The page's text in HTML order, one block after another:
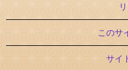
このサ
サイ